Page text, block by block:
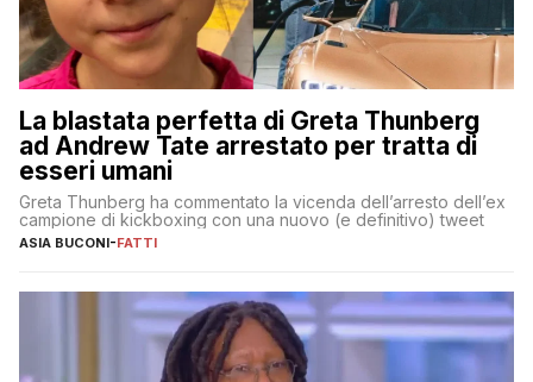
La blastata perfetta di Greta Thunberg
ad Andrew Tate arrestato per tratta di
esseri umani
Greta Thunberg ha commentato la vicenda dell’arresto dell’ex
campione di kickboxing con una nuovo (e definitivo) tweet
ASIA BUCONI-FATTI